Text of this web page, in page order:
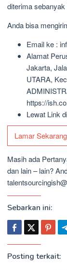
diterima sebanyak
Anda bisa
Email ke :
Alamat
Jakarta,
UTARA,
https://
Lewat Link
Lamar Sekarang
Masih ada
dan lain – lain?
Sebarkan ini:
Posting terkait: